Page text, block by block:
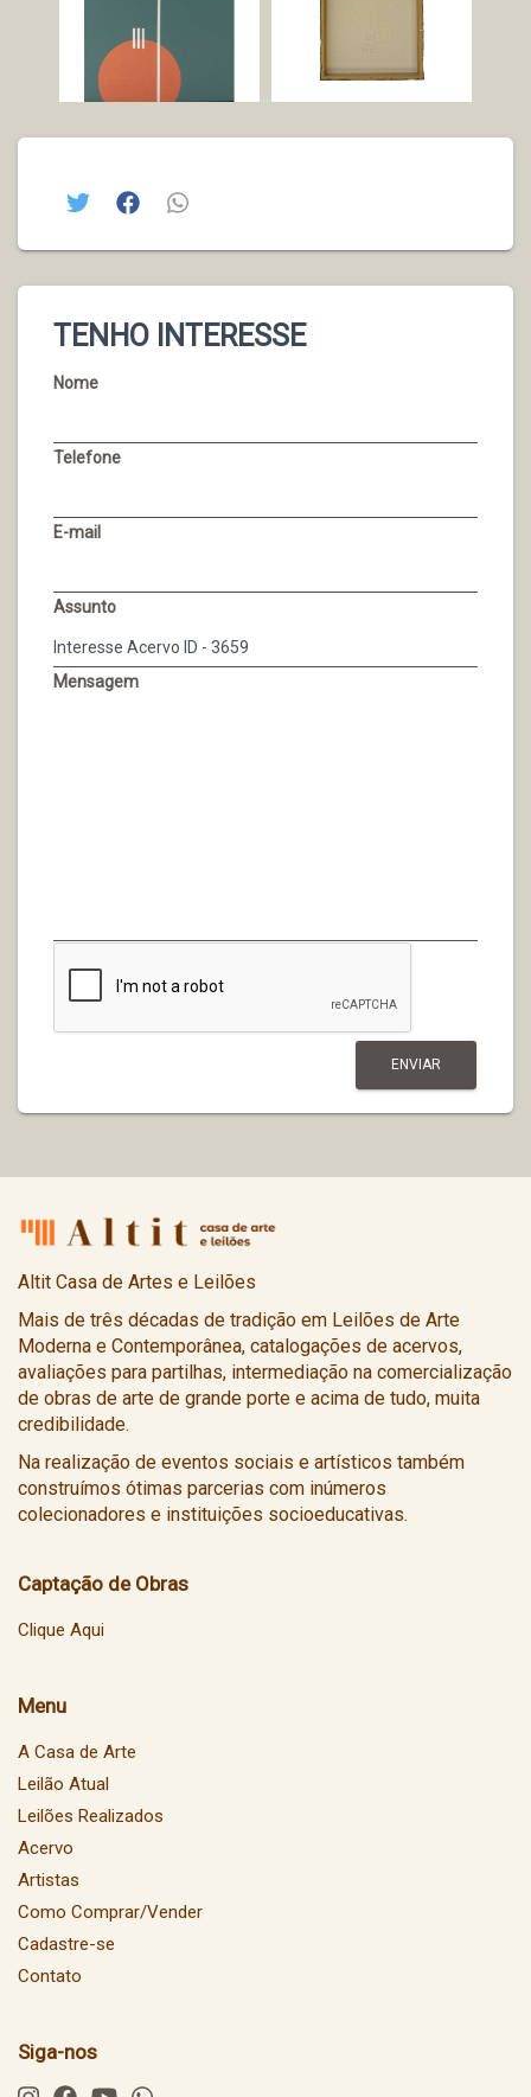
TENHO INTERESSE
Nome
Telefone
E-mail
Assunto
Mensagem
Altit Casa de Artes e Leilões
Mais de três décadas de tradição em Leilões de Arte
Moderna e Contemporânea, catalogações de acervos,
avaliações para partilhas, intermediação na comercialização
de obras de arte de grande porte e acima de tudo, muita
credibilidade.
Na realização de eventos sociais e artísticos também
construímos ótimas parcerias com inúmeros
colecionadores e instituições socioeducativas.
Captação de Obras
Clique Aqui
Menu
A Casa de Arte
Leilão Atual
Leilões Realizados
Acervo
Artistas
Como Comprar/Vender
Cadastre-se
Contato
Siga-nos